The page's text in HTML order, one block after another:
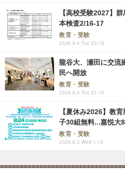
【高校受験2027】
本検査2/16-17
教育・受験
2026.8.4 Tue 23:15
龍谷大、瀬田に交流
民へ開放
教育・受験
2026.8.4 Tue 21:15
【夏休み2026】教
子30組無料...嘉悦大
教育・受験
2026.8.5 Wed 1:15